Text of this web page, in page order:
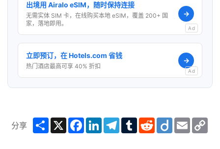
出境用 Airalo eSIM，随时保持连接
无需实体 SIM 卡，在线购买本地 eSIM，覆盖 200+ 国
家，落地即用。
→
Ad
立即预订，在 Hotels.com 省钱
热门酒店最高可享 40% 折扣
→
Ad
分享 ShareX Facebook
LinkedInTelegram
TumblrRedditDiigo Email